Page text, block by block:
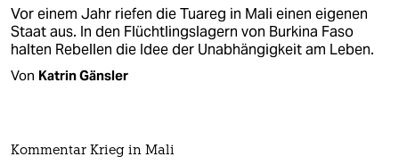
Vor einem Jahr riefen die Tuareg in Mali einen eigenen
Staat aus. In den Flüchtlingslagern von Burkina Faso
halten Rebellen die Idee der Unabhängigkeit am Leben.
Von Katrin Gänsler
Kommentar Krieg in Mali